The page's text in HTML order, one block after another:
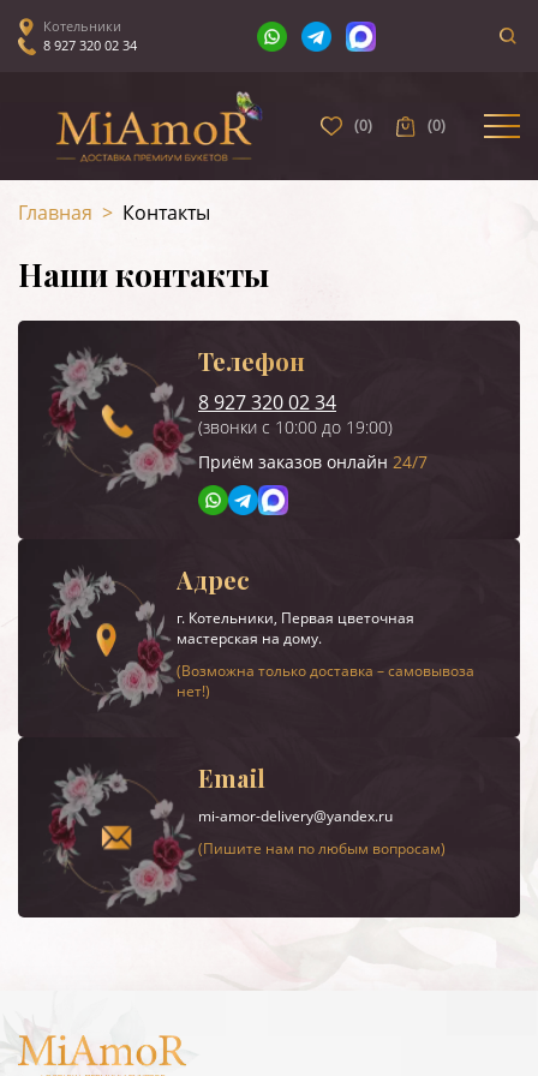
Котельники
8 927 320 02 34
(0) (0)
Главная > Контакты
Наши контакты
Телефон
8 927 320 02 34
(звонки с 10:00 до 19:00)
Приём заказов онлайн 24/7
Адрес
г. Котельники, Первая цветочная
мастерская на дому.
(Возможна только доставка – самовывоза
нет!)
Email
mi-amor-delivery@yandex.ru
(Пишите нам по любым вопросам)